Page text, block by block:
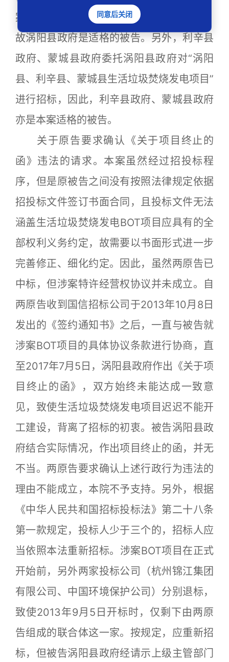
案关于项目终止的函是涡阳县政府作出的，
故涡阳县政府是适格的被告。另外，利辛县
政府、蒙城县政府委托涡阳县政府对“涡阳
县、利辛县、蒙城县生活垃圾焚烧发电项目”
进行招标，因此，利辛县政府、蒙城县政府
亦是本案适格的被告。
关于原告要求确认《关于项目终止的
函》违法的请求。本案虽然经过招投标程
序，但是原被告之间没有按照法律规定依据
招投标文件签订书面合同，且投标文件无法
涵盖生活垃圾焚烧发电BOT项目应具有的全
部权利义务约定，故需要以书面形式进一步
完善修正、细化约定。因此，虽然两原告已
中标，但涉案特许经营权协议并未成立。自
两原告收到国信招标公司于2013年10月8日
发出的《签约通知书》之后，一直与被告就
涉案BOT项目的具体协议条款进行协商，直
至2017年7月5日，涡阳县政府作出《关于项
目终止的函》，双方始终未能达成一致意
见，致使生活垃圾焚烧发电项目迟迟不能开
工建设，背离了招标的初衷。被告涡阳县政
府结合实际情况，作出项目终止的函，并无
不当。两原告要求确认上述行政行为违法的
理由不能成立，本院不予支持。另外，根据
《中华人民共和国招标投标法》第二十八条
第一款规定，投标人少于三个的，招标人应
当依照本法重新招标。涉案BOT项目在正式
开始前，另外两家投标公司（杭州锦江集团
有限公司、中国环境保护公司）分别退标，
致使2013年9月5日开标时，仅剩下由两原
告组成的联合体这一家。按规定，应重新招
标，但被告涡阳县政府经请示上级主管部门
同意后关闭